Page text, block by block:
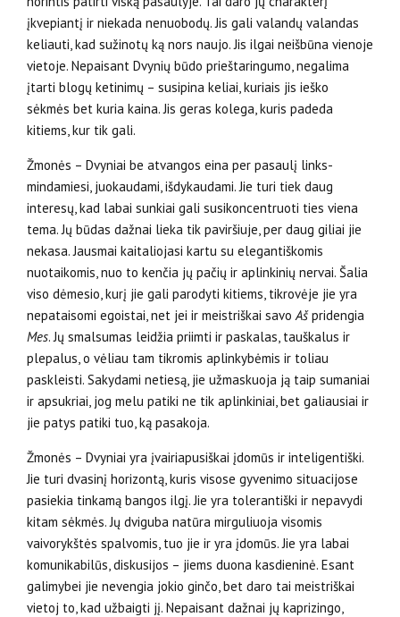
įkvepiantį ir niekada nenuobodų. Jis gali valandų valandas
keliauti, kad suži­notų ką nors naujo. Jis ilgai neišbūna vienoje
vietoje. Nepaisant Dvynių būdo prieštaringumo, negalima
įtarti blogų ketinimų – susipina keliai, kuriais jis ieško
sėkmės bet kuria kaina. Jis geras kolega, kuris padeda
kitiems, kur tik gali.
Žmonės – Dvyniai be atvangos eina per pasaulį links­
mindamiesi, juokaudami, išdykaudami. Jie turi tiek daug
interesų, kad labai sunkiai gali susikoncentruoti ties viena
tema. Jų būdas dažnai lieka tik paviršiuje, per daug giliai jie
nekasa. Jausmai kaitaliojasi kartu su elegantiškomis
nuotaikomis, nuo to kenčia jų pačių ir aplinkinių nervai. Šalia
viso dėmesio, kurį jie gali parodyti kitiems, tikrovėje jie yra
nepa­taisomi egoistai, net jei ir meistriškai savo Ašpridengia
Mes. Jų smalsumas leidžia priimti ir paskalas, tauškalus ir
plepalus, o vėliau tam tikromis aplinkybėmis ir toliau
paskleisti. Sakydami netiesą, jie užmaskuoja ją taip sumaniai
ir apsukriai, jog melu patiki ne tik aplinkiniai, bet galiausiai ir
jie patys patiki tuo, ką pasakoja.
Žmonės – Dvyniai yra įvairiapusiškai įdomūs ir inteli­gentiški.
Jie turi dvasinį horizontą, kuris visose gyvenimo situacijose
pasiekia tinkamą bangos ilgį. Jie yra toleran­tiški ir nepavydi
kitam sėkmės. Jų dviguba natūra mirgu­liuoja visomis
vaivorykštės spalvomis, tuo jie ir yra įdomūs. Jie yra labai
komunikabilūs, diskusijos – jiems duona kasdieninė. Esant
galimybei jie nevengia jokio ginčo, bet daro tai meistriškai
vietoj to, kad užbaigti jį. Nepaisant dažnai jų kaprizingo,